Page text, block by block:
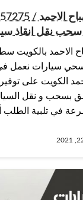
نقل انقاذ
الاحمد بالكويت
سحي سيارات نعمل
الكويت على
بسحب و نقل
في تلبية الطلب